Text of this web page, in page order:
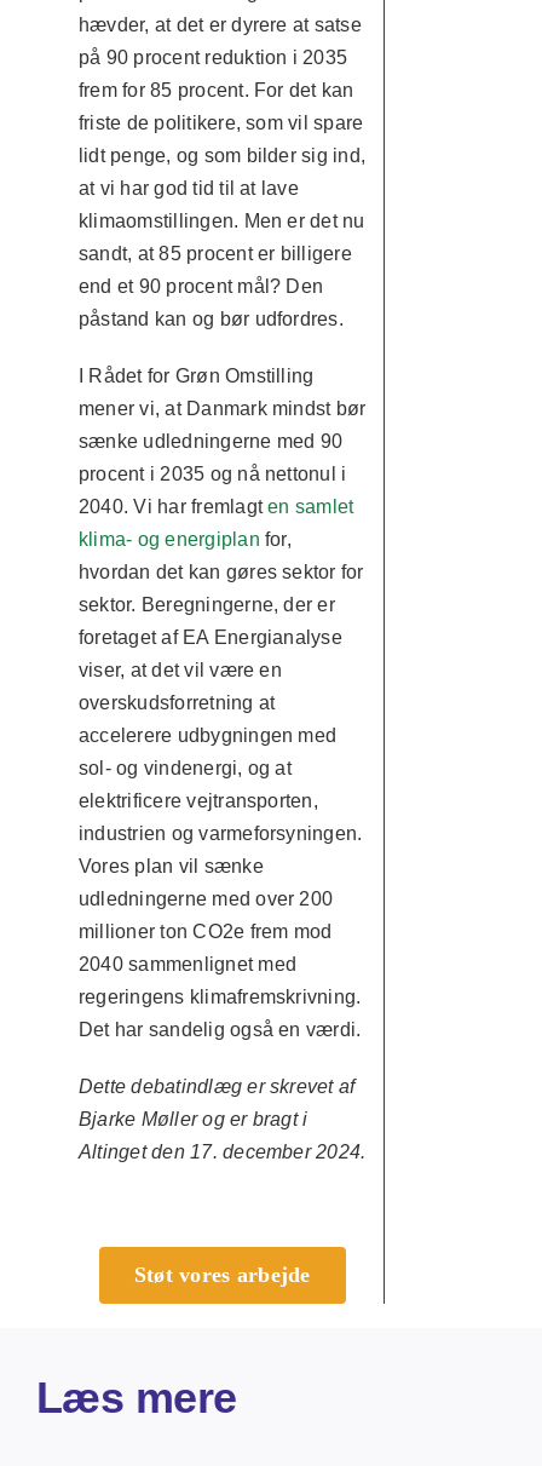
hævder, at det er dyrere at satse
på 90 procent reduktion i 2035
frem for 85 procent. For det kan
friste de politikere, som vil spare
lidt penge, og som bilder sig ind,
at vi har god tid til at lave
klimaomstillingen. Men er det nu
sandt, at 85 procent er billigere
end et 90 procent mål? Den
påstand kan og bør udfordres.
I Rådet for Grøn Omstilling
mener vi, at Danmark mindst bør
sænke udledningerne med 90
procent i 2035 og nå nettonul i
2040. Vi har fremlagten samlet
klima- og energiplan for,
hvordan det kan gøres sektor for
sektor. Beregningerne, der er
foretaget af EA Energianalyse
viser, at det vil være en
overskudsforretning at
accelerere udbygningen med
sol- og vindenergi, og at
elektrificere vejtransporten,
industrien og varmeforsyningen.
Vores plan vil sænke
udledningerne med over 200
millioner ton CO2e frem mod
2040 sammenlignet med
regeringens klimafremskrivning.
Det har sandelig også en værdi.
Dette debatindlæg er skrevet af
Bjarke Møller og er bragt i
Altinget den 17. december 2024.
Støt vores arbejde
Læs mere